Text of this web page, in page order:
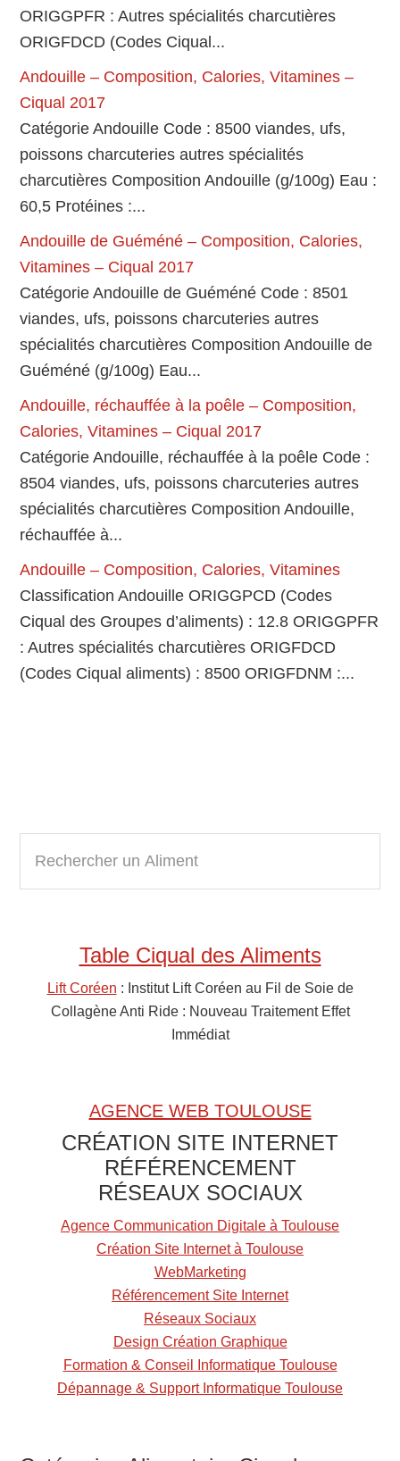
ORIGGPFR : Autres spécialités charcutières
ORIGFDCD (Codes Ciqual...
Andouille – Composition, Calories, Vitamines –
Ciqual 2017
Catégorie Andouille Code : 8500 viandes, ufs,
poissons charcuteries autres spécialités
charcutières Composition Andouille (g/100g) Eau :
60,5 Protéines :...
Andouille de Guéméné – Composition, Calories,
Vitamines – Ciqual 2017
Catégorie Andouille de Guéméné Code : 8501
viandes, ufs, poissons charcuteries autres
spécialités charcutières Composition Andouille de
Guéméné (g/100g) Eau...
Andouille, réchauffée à la poêle – Composition,
Calories, Vitamines – Ciqual 2017
Catégorie Andouille, réchauffée à la poêle Code :
8504 viandes, ufs, poissons charcuteries autres
spécialités charcutières Composition Andouille,
réchauffée à...
Andouille – Composition, Calories, Vitamines
Classification Andouille ORIGGPCD (Codes
Ciqual des Groupes d’aliments) : 12.8 ORIGGPFR
: Autres spécialités charcutières ORIGFDCD
(Codes Ciqual aliments) : 8500 ORIGFDNM :...
Primary
Sidebar
c
Table Ciqual des Aliments
Lift Coréen : Institut Lift Coréen au Fil de Soie de
Collagène Anti Ride : Nouveau Traitement Effet
Immédiat
AGENCE WEB TOULOUSE
CRÉATION SITE INTERNET
RÉFÉRENCEMENT
RÉSEAUX SOCIAUX
Agence Communication Digitale à Toulouse
Création Site Internet à Toulouse
WebMarketing
Référencement Site Internet
Réseaux Sociaux
Design Création Graphique
Formation & Conseil Informatique Toulouse
Dépannage & Support Informatique Toulouse